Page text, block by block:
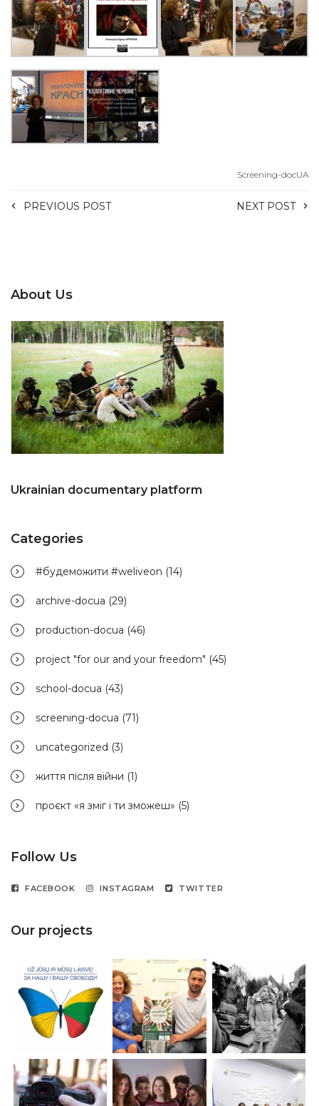
Screening-docUA
PREVIOUS POST NEXT POST
About Us
Ukrainian documentary platform
Categories
#будеможити #weliveon (14)
archive-docua (29)
production-docua (46)
project "for our and your freedom" (45)
school-docua (43)
screening-docua (71)
uncategorized (3)
життя після війни (1)
проєкт «я зміг і ти зможеш» (5)
Follow Us
FACEBOOK INSTAGRAM TWITTER
Our projects